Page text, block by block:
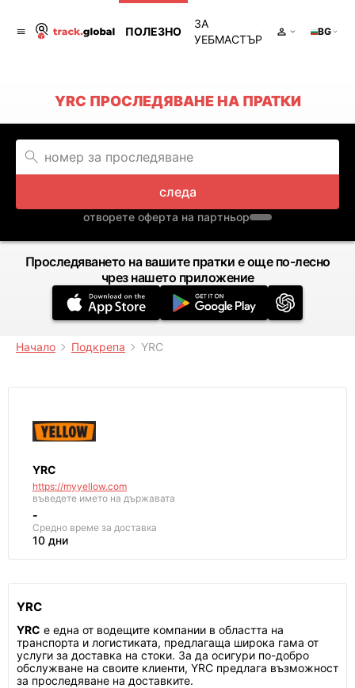
ПОЛЕЗНО
ЗА
УЕБМАСТЪР
BG
YRC ПРОСЛЕДЯВАНЕ НА ПРАТКИ
следа
отворете оферта на партньор
Проследяването на вашите пратки е още по-лесно
чрез нашето приложение
Начало Подкрепа YRC
YRC
https://myyellow.com
въведете името на държавата
-
Средно време за доставка
10 дни
YRC
YRC е една от водещите компании в областта на
транспорта и логистиката, предлагаща широка гама от
услуги за доставка на стоки. За да осигури по-добро
обслужване на своите клиенти, YRC предлага възможност
за проследяване на доставките.